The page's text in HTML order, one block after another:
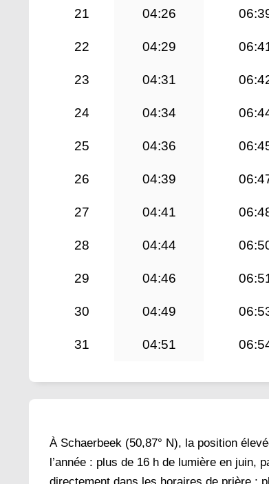
21 04:26
22 04:29
23 04:31
24 04:34
25 04:36
26 04:39
27 04:41
28 04:44
29 04:46
30 04:49
31 04:51
À Schaerbeek (50,87° N), la position
l’année : plus de 16 h de lumière en juin,